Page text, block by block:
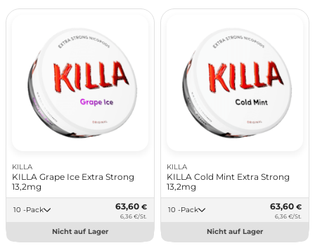
KILLA
KILLA Grape Ice Extra Strong
13,2mg
10 -Pack 63,60 €
6,36 €/St.
Nicht auf Lager
KILLA
KILLA Cold Mint Extra Strong
13,2mg
10 -Pack 63,60 €
6,36 €/St.
Nicht auf Lager